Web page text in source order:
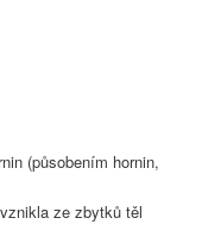
(působením hornin,
ze zbytků těl